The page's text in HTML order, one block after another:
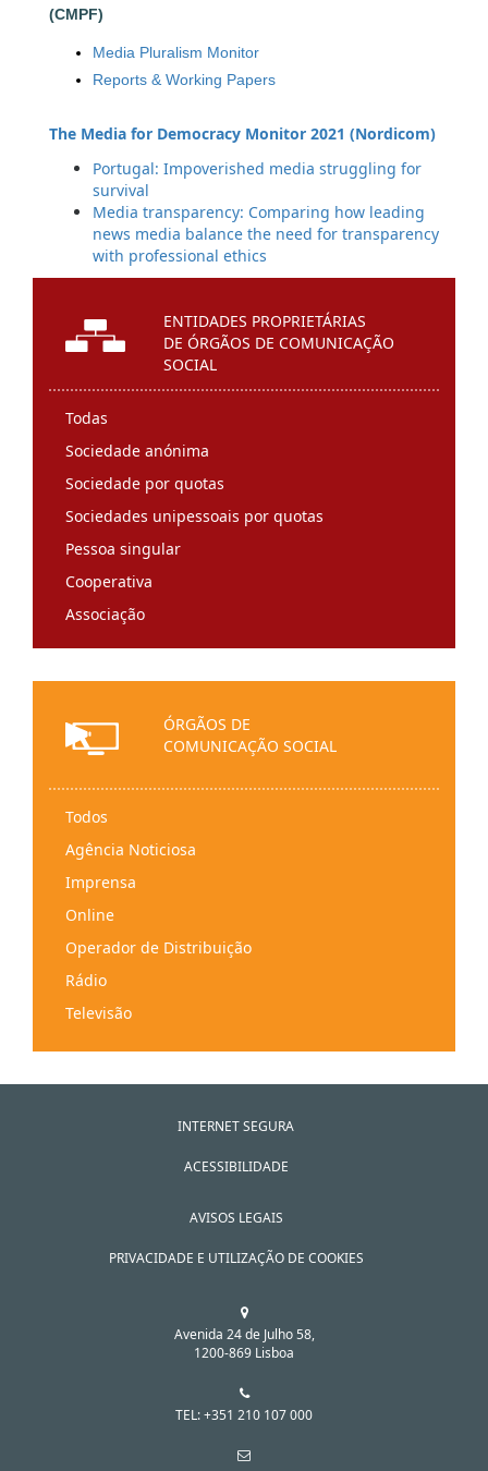
(CMPF)
Media Pluralism Monitor
Reports & Working Papers
The Media for Democracy Monitor 2021 (Nordicom)
Portugal: Impoverished media struggling for
survival
Media transparency: Comparing how leading
news media balance the need for transparency
with professional ethics
ENTIDADES PROPRIETÁRIAS
DE ÓRGÃOS DE COMUNICAÇÃO
SOCIAL
Todas
Sociedade anónima
Sociedade por quotas
Sociedades unipessoais por quotas
Pessoa singular
Cooperativa
Associação
Entidade religiosa
Sociedade de direito estrangeiro
Instituição particular de solidariedade social
Fundação
Instituto
Ordem profissional
Partido político
Pessoas coletivas de direito público
Sindicato/organização sindical
Herança indivisa
Comunidade intermunicipal
ÓRGÃOS DE
COMUNICAÇÃO SOCIAL
Todos
Agência Noticiosa
Imprensa
Online
Operador de Distribuição
Rádio
Televisão
INTERNET SEGURA
ACESSIBILIDADE
AVISOS LEGAIS
PRIVACIDADE E UTILIZAÇÃO DE COOKIES
Avenida 24 de Julho 58,
1200-869 Lisboa
TEL: +351 210 107 000